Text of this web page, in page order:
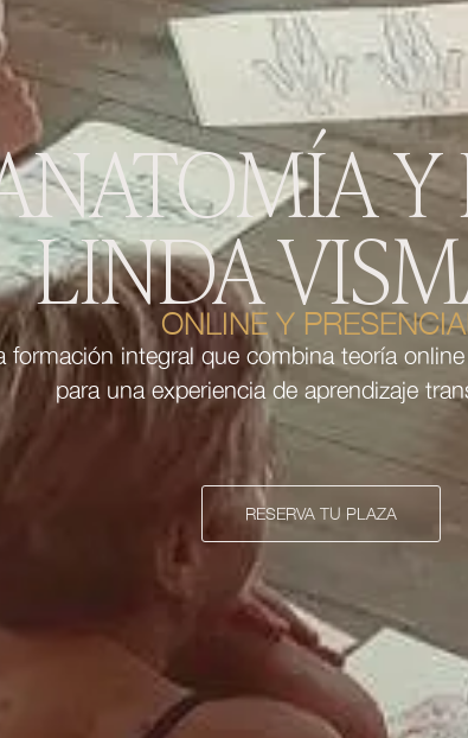
LINDA
ONLINE Y
formación integral que combina teoría
para una experiencia de aprendizaje
RESERVA TU PLAZA